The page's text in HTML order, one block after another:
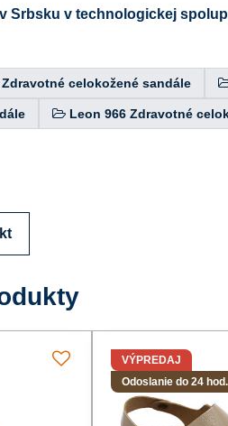
Srbsku v technologickej
celokožené sandále
Leon 966 Zdravotné
VÝPREDAJ
Odoslanie do 24 hod.